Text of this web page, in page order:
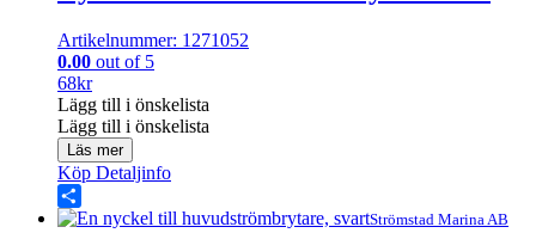
Artikelnummer: 1271052
0.00 out of 5
68kr
Lägg till i önskelista
Lägg till i önskelista
Läs mer
Köp Detaljinfo
Share Strömstad Marina AB